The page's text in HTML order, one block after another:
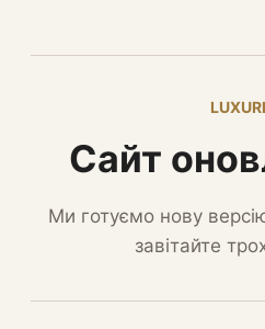
Сайт
Ми готуємо нову
завітайте